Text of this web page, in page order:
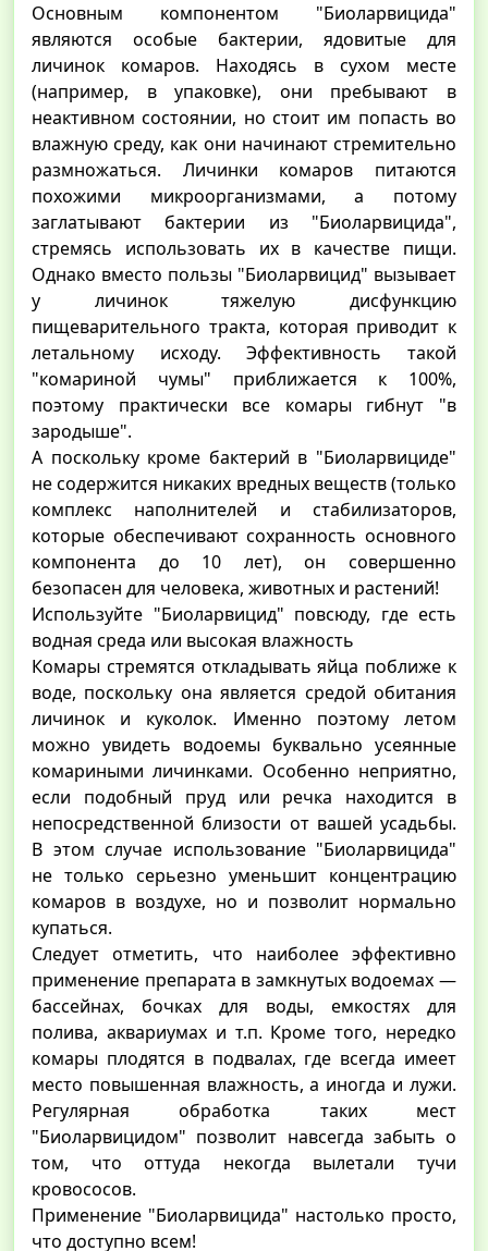
Основным компонентом "Биоларвицида"
являются особые бактерии, ядовитые для
личинок комаров. Находясь в сухом месте
(например, в упаковке), они пребывают в
неактивном состоянии, но стоит им попасть во
влажную среду, как они начинают стремительно
размножаться. Личинки комаров питаются
похожими микроорганизмами, а потому
заглатывают бактерии из "Биоларвицида",
стремясь использовать их в качестве пищи.
Однако вместо пользы "Биоларвицид" вызывает
у личинок тяжелую дисфункцию
пищеварительного тракта, которая приводит к
летальному исходу. Эффективность такой
"комариной чумы" приближается к 100%,
поэтому практически все комары гибнут "в
зародыше".
А поскольку кроме бактерий в "Биоларвициде"
не содержится никаких вредных веществ (только
комплекс наполнителей и стабилизаторов,
которые обеспечивают сохранность основного
компонента до 10 лет), он совершенно
безопасен для человека, животных и растений!
Используйте "Биоларвицид" повсюду, где есть
водная среда или высокая влажность
Комары стремятся откладывать яйца поближе к
воде, поскольку она является средой обитания
личинок и куколок. Именно поэтому летом
можно увидеть водоемы буквально усеянные
комариными личинками. Особенно неприятно,
если подобный пруд или речка находится в
непосредственной близости от вашей усадьбы.
В этом случае использование "Биоларвицида"
не только серьезно уменьшит концентрацию
комаров в воздухе, но и позволит нормально
купаться.
Следует отметить, что наиболее эффективно
применение препарата в замкнутых водоемах —
бассейнах, бочках для воды, емкостях для
полива, аквариумах и т.п. Кроме того, нередко
комары плодятся в подвалах, где всегда имеет
место повышенная влажность, а иногда и лужи.
Регулярная обработка таких мест
"Биоларвицидом" позволит навсегда забыть о
том, что оттуда некогда вылетали тучи
кровососов.
Применение "Биоларвицида" настолько просто,
что доступно всем!